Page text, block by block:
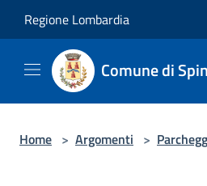
Regione Lombardia
Comune di
Home > Argomenti >